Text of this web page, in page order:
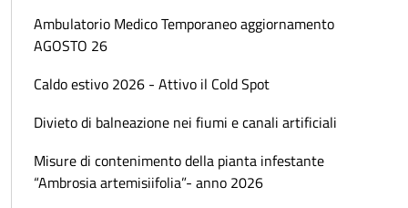
Ambulatorio Medico Temporaneo aggiornamento
AGOSTO 26
Caldo estivo 2026 - Attivo il Cold Spot
Divieto di balneazione nei fiumi e canali artificiali
Misure di contenimento della pianta infestante
“Ambrosia artemisiifolia”- anno 2026